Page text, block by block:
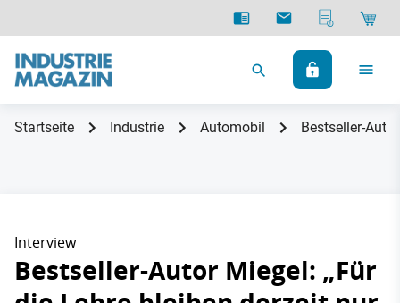
Startseite Industrie Automobil Bestseller-
Interview
Bestseller-Autor Miegel: „Für